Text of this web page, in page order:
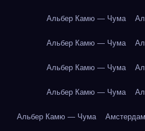
Альбер Камю — Чума
Альбер Камю — Чума
Альбер Камю — Чума
Альбер Камю — Чума
Альбер Камю — Чума Амстердам